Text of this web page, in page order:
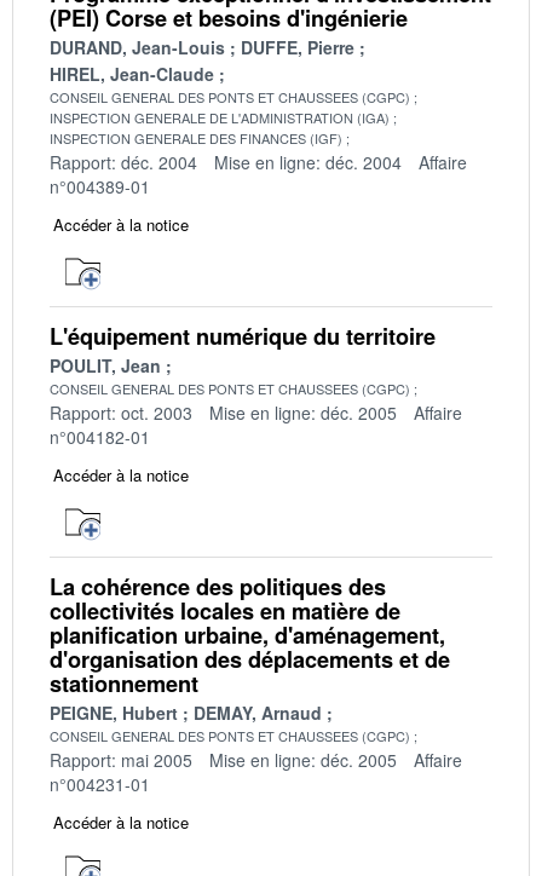
(PEI) Corse et besoins d'ingénierie
DURAND, Jean-Louis
DUFFE, Pierre
HIREL, Jean-Claude
CONSEIL GENERAL DES PONTS ET CHAUSSEES (CGPC)
INSPECTION GENERALE DE L'ADMINISTRATION (IGA)
INSPECTION GENERALE DES FINANCES (IGF)
Rapport: déc. 2004 Mise en ligne: déc. 2004
Affaire
n°004389-01
Accéder à la notice
L'équipement numérique du territoire
POULIT, Jean
CONSEIL GENERAL DES PONTS ET CHAUSSEES (CGPC)
Rapport: oct. 2003 Mise en ligne: déc. 2005
Affaire
n°004182-01
Accéder à la notice
La cohérence des politiques des
collectivités locales en matière de
planification urbaine, d'aménagement,
d'organisation des déplacements et de
stationnement
PEIGNE, Hubert DEMAY, Arnaud
CONSEIL GENERAL DES PONTS ET CHAUSSEES (CGPC)
Rapport: mai 2005 Mise en ligne: déc. 2005
Affaire
n°004231-01
Accéder à la notice